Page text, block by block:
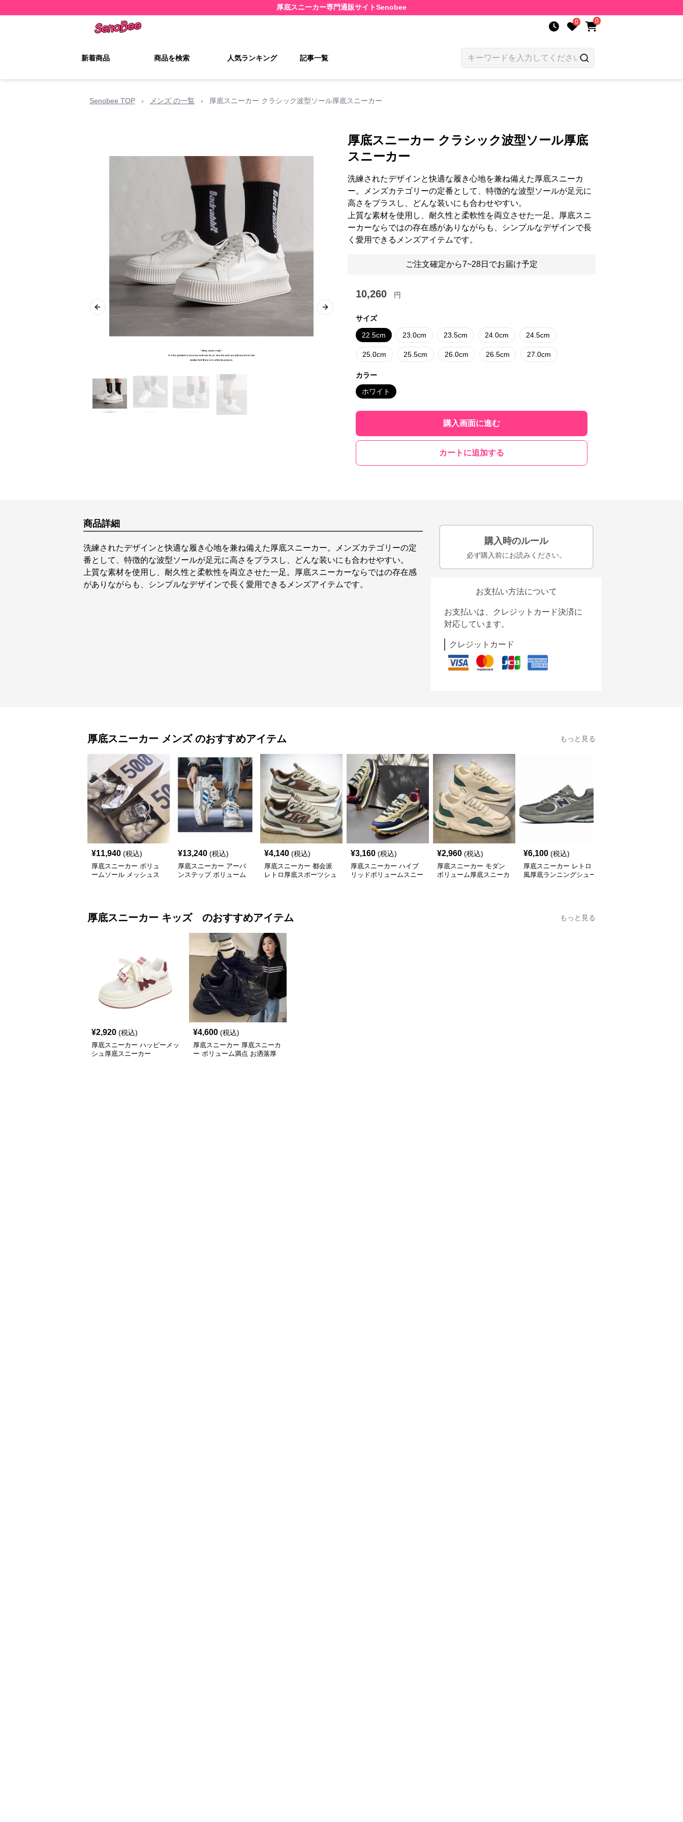
厚底スニーカー専門通販サイトSenobee
0 0
新着商品 商品を検索 人気ランキング 記事一覧
Senobee TOP › メンズ の一覧 › 厚底スニーカー クラシック波型ソール厚底スニーカー
Previous slide Next slide
厚底スニーカー クラシック波型ソール厚底
スニーカー
洗練されたデザインと快適な履き心地を兼ね備えた厚底スニーカ
ー。メンズカテゴリーの定番として、特徴的な波型ソールが足元に
高さをプラスし、どんな装いにも合わせやすい。
上質な素材を使用し、耐久性と柔軟性を両立させた一足。厚底スニ
ーカーならではの存在感がありながらも、シンプルなデザインで長
く愛用できるメンズアイテムです。
ご注文確定から7~28日でお届け予定
10,260 円
サイズ
22.5cm 23.0cm 23.5cm 24.0cm 24.5cm
25.0cm 25.5cm 26.0cm 26.5cm 27.0cm
カラー
ホワイト
購入画面に進む
カートに追加する
商品詳細
洗練されたデザインと快適な履き心地を兼ね備えた厚底スニーカー。メンズカテゴリーの定
番として、特徴的な波型ソールが足元に高さをプラスし、どんな装いにも合わせやすい。
上質な素材を使用し、耐久性と柔軟性を両立させた一足。厚底スニーカーならではの存在感
がありながらも、シンプルなデザインで長く愛用できるメンズアイテムです。
購入時のルール
必ず購入前にお読みください。
お支払い方法について
お支払いは、クレジットカード決済に
対応しています。
クレジットカード
厚底スニーカー メンズ のおすすめアイテム もっと見る
¥11,940 (税込)
厚底スニーカー ボリュ
ームソール メッシュス
¥13,240 (税込)
厚底スニーカー アーバ
ンステップ ボリューム
¥4,140 (税込)
厚底スニーカー 都会派
レトロ厚底スポーツシュ
¥3,160 (税込)
厚底スニーカー ハイブ
リッドボリュームスニー
¥2,960 (税込)
厚底スニーカー モダン
ボリューム厚底スニーカ
¥6,100 (税込)
厚底スニーカー レトロ
風厚底ランニングシュー
厚底スニーカー キッズ のおすすめアイテム もっと見る
¥2,920 (税込)
厚底スニーカー ハッピーメッ
シュ厚底スニーカー
¥4,600 (税込)
厚底スニーカー 厚底スニーカ
ー ボリューム満点 お洒落厚